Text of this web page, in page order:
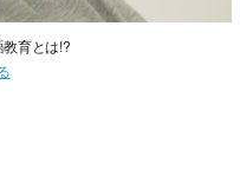
育とは!?